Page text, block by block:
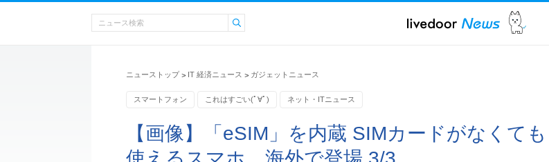
ニューストップ > IT 経済ニュース > ガジェットニュース
スマートフォン これはすごい(ﾟ∀ﾟ) ネット・ITニュース
【画像】「eSIM」を内蔵 SIMカードがなくても